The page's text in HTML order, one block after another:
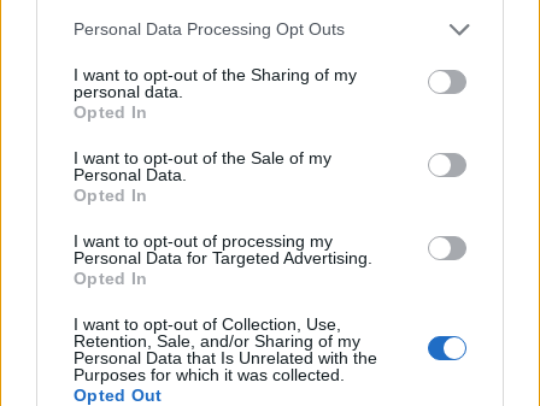
Personal Data Processing Opt Outs
I want to opt-out of the Sharing of my
personal data.
Opted In
I want to opt-out of the Sale of my
Personal Data.
Opted In
I want to opt-out of processing my
Personal Data for Targeted Advertising.
Opted In
I want to opt-out of Collection, Use,
Retention, Sale, and/or Sharing of my
Personal Data that Is Unrelated with the
Purposes for which it was collected.
Opted Out
Η Chery επενδύει 75 εκατ. δολάρια στην KG Mobility
Το FIAT 500 Hybrid τώρα από
18.990 ευρώ
Ατρόμητος και Novibet
2028
18η συνεχόμενη χρονιά για τον ΟΤΕ στη διεθνή σειρά δεικτών
FTSE4Good